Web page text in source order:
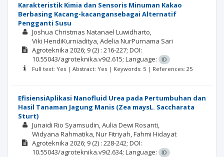
Karakteristik Kimia dan Sensoris Minuman Kakao
Berbasing Kacang-kacangansebagai Alternatif
Pengganti Susu
Joshua Christmas Natanael Luwidharto
Viki HendiKurniaditya Adelia NurPurnama Sari
Agroteknika 2026; 9 (2) : 216-227; DOI:
10.55043/agroteknika.v9i2.615; Language:
ID
Full text: Yes | Abstract: Yes | Keywords: 5 | References: 25
EfisiensiAplikasi Nanofluid Urea pada Pertumbuhan dan
Hasil Tanaman Jagung Manis (Zea maysL. Saccharata
Sturt)
Junaidi Rio Syamsudin Aulia Dewi Rosanti
Widyana Rahmatika Nur Fitriyah Fahmi Hidayat
Agroteknika 2026; 9 (2) : 228-242; DOI:
10.55043/agroteknika.v9i2.634; Language:
ID